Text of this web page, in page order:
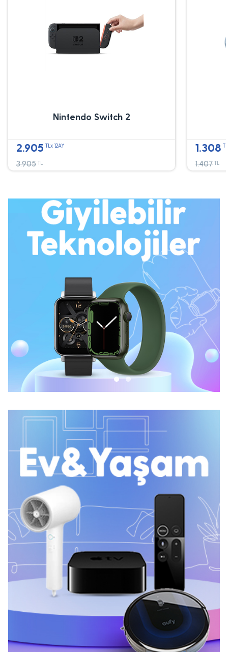
Nintendo Switch 2
2.905 TLx 12AY
3.905 TL
1.308
1.407 TL